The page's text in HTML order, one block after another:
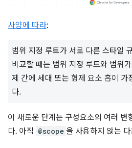
사양에 따라:
범위 지정 루트가 서로 다른 스타일
비교할 때는 범위 지정 루트와 범위
제 간에 세대 또는 형제 요소 홉이 가
다.
이 새로운 단계는 구성요소의 여러 변
다. 아직 @scope 을 사용하지 않는